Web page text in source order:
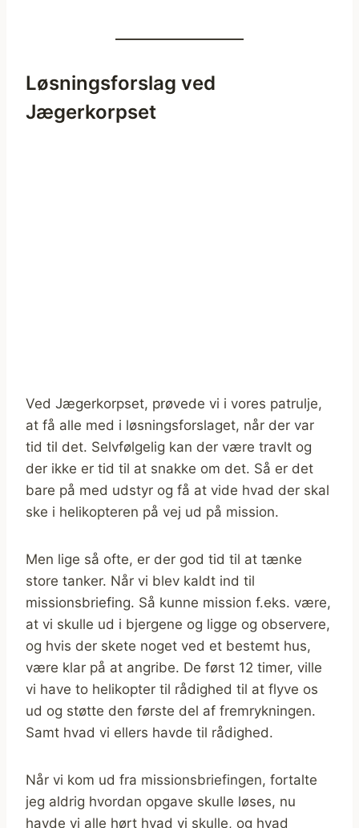
Løsningsforslag ved
Jægerkorpset
Ved Jægerkorpset, prøvede vi i vores patrulje,
at få alle med i løsningsforslaget, når der var
tid til det. Selvfølgelig kan der være travlt og
der ikke er tid til at snakke om det. Så er det
bare på med udstyr og få at vide hvad der skal
ske i helikopteren på vej ud på mission.
Men lige så ofte, er der god tid til at tænke
store tanker. Når vi blev kaldt ind til
missionsbriefing. Så kunne mission f.eks. være,
at vi skulle ud i bjergene og ligge og observere,
og hvis der skete noget ved et bestemt hus,
være klar på at angribe. De først 12 timer, ville
vi have to helikopter til rådighed til at flyve os
ud og støtte den første del af fremrykningen.
Samt hvad vi ellers havde til rådighed.
Når vi kom ud fra missionsbriefingen, fortalte
jeg aldrig hvordan opgave skulle løses, nu
havde vi alle hørt hvad vi skulle, og hvad